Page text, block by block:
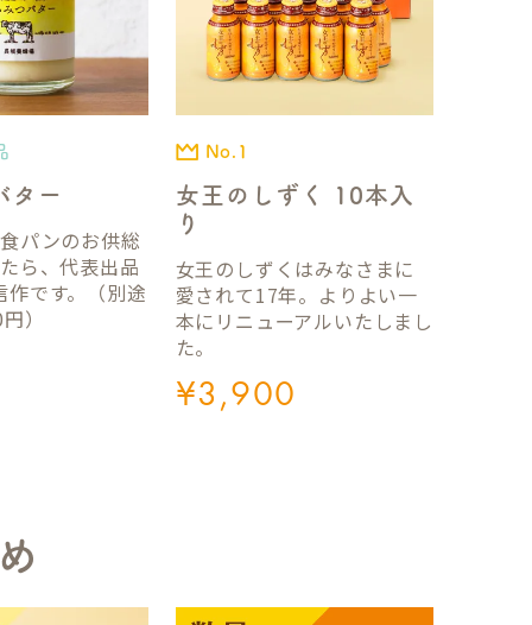
ター
パンのお供総
ら、代表出品
作です。（別途
）
No.1
女王のしずく 10本入
り
女王のしずくはみなさまに
愛されて17年。よりよい一
本にリニューアルいたしまし
た。
¥3,900